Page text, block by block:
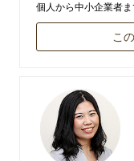
個人から中小企業者
こ